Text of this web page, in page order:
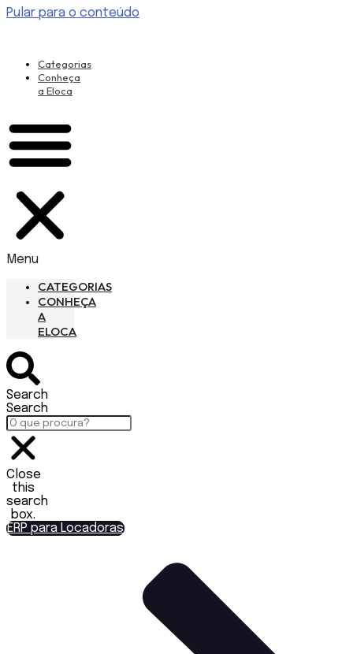
Pular para o conteúdo
Categorias
Conheça
a Eloca
Menu
CATEGORIAS
CONHEÇA
A
ELOCA
Search
Search
Close
this
search
box.
ERP para Locadoras